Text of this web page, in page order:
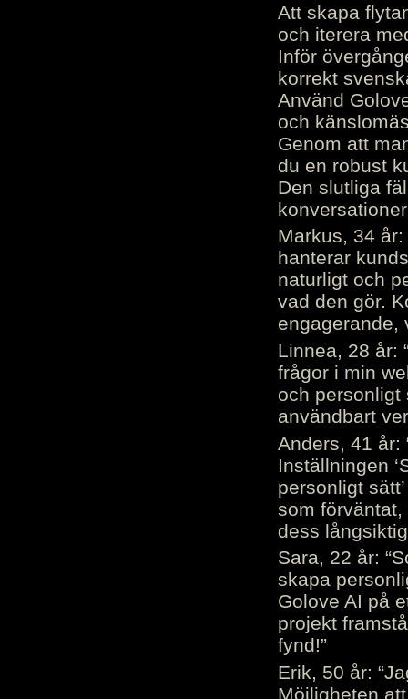
Att skapa
och iterera
Inför
korrekt
Använd
och
Genom att
du en robust
Den slutliga
Markus, 34
hanterar
naturligt och
vad den gör.
engagerande,
Linnea, 28 år:
frågor i min
och personligt
användbart
Anders, 41 år:
Inställningen
personligt
som
dess
Sara, 22 år:
skapa
Golove AI på
projekt
fynd!”
Erik, 50 år:
Möjligheten